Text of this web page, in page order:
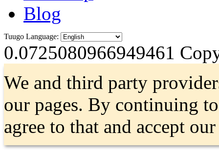
Blog
Tuugo Language:
0.0725080966949461
We and third party
our pages. By continuing
agree to that and accept